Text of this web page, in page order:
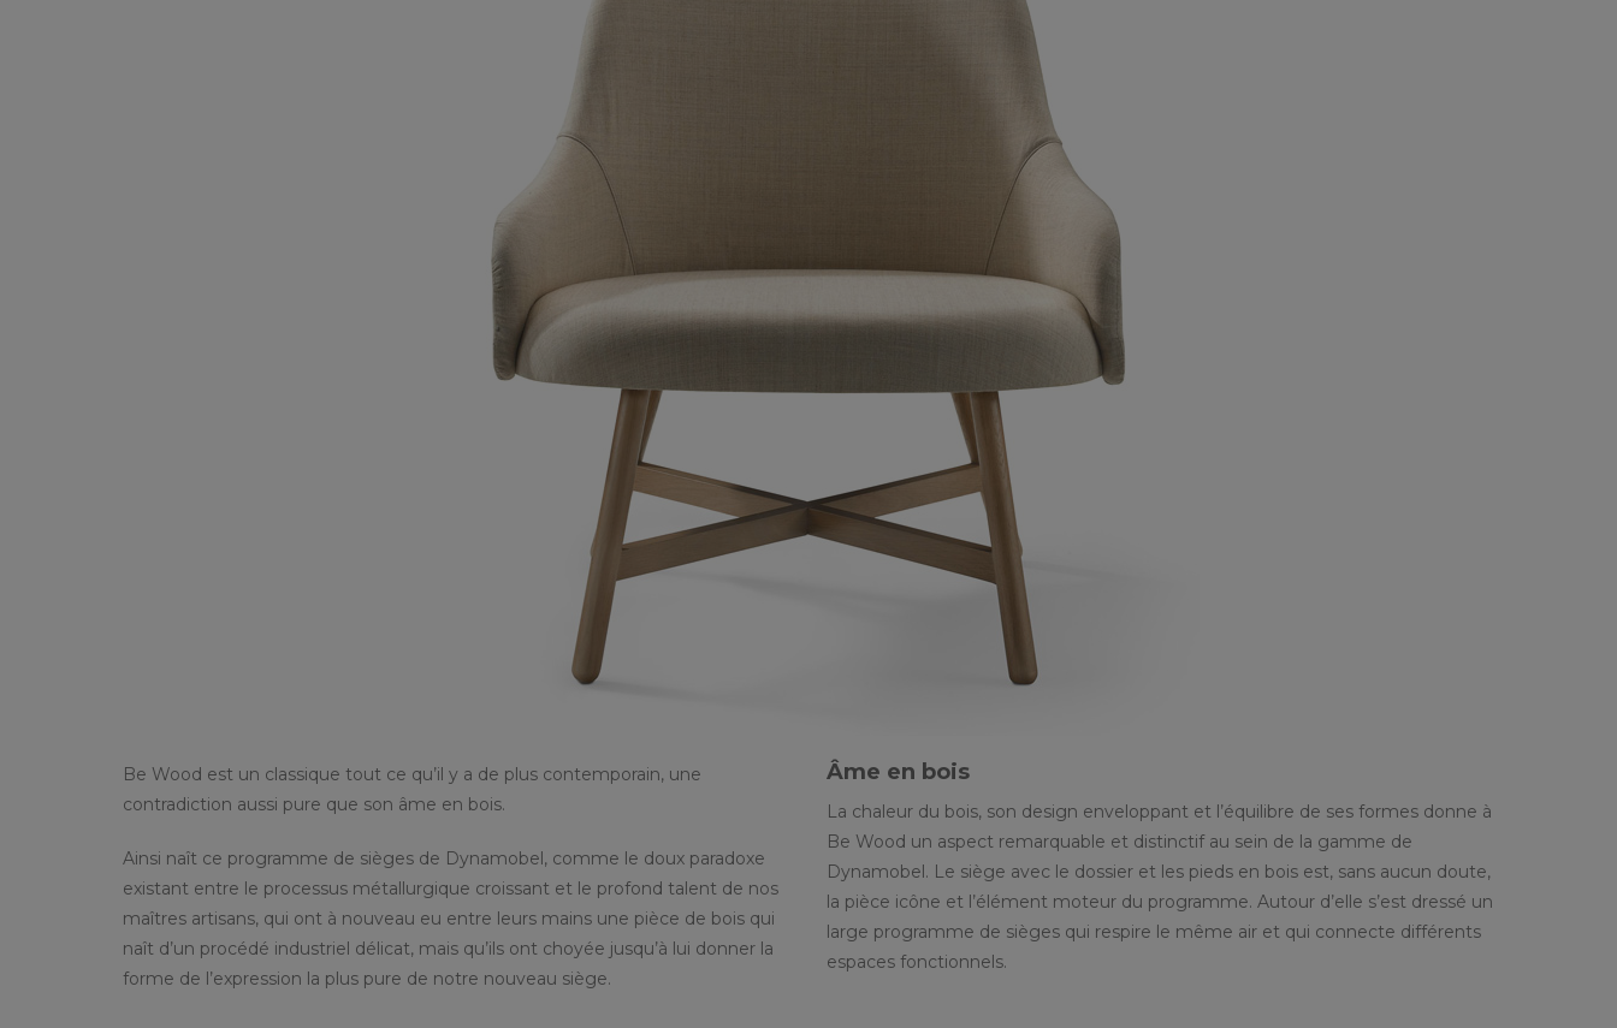
Be Wood est un classique tout ce qu’il y a de plus contemporain, une
contradiction aussi pure que son âme en bois.
Ainsi naît ce programme de sièges de Dynamobel, comme le doux paradoxe
existant entre le processus métallurgique croissant et le profond talent de nos
maîtres artisans, qui ont à nouveau eu entre leurs mains une pièce de bois qui
naît d’un procédé industriel délicat, mais qu’ils ont choyée jusqu’à lui donner la
forme de l’expression la plus pure de notre nouveau siège.
Âme en bois
La chaleur du bois, son design enveloppant et l’équilibre de ses formes donne à
Be Wood un aspect remarquable et distinctif au sein de la gamme de
Dynamobel. Le siège avec le dossier et les pieds en bois est, sans aucun doute,
la pièce icône et l’élément moteur du programme. Autour d’elle s’est dressé un
large programme de sièges qui respire le même air et qui connecte différents
espaces fonctionnels.